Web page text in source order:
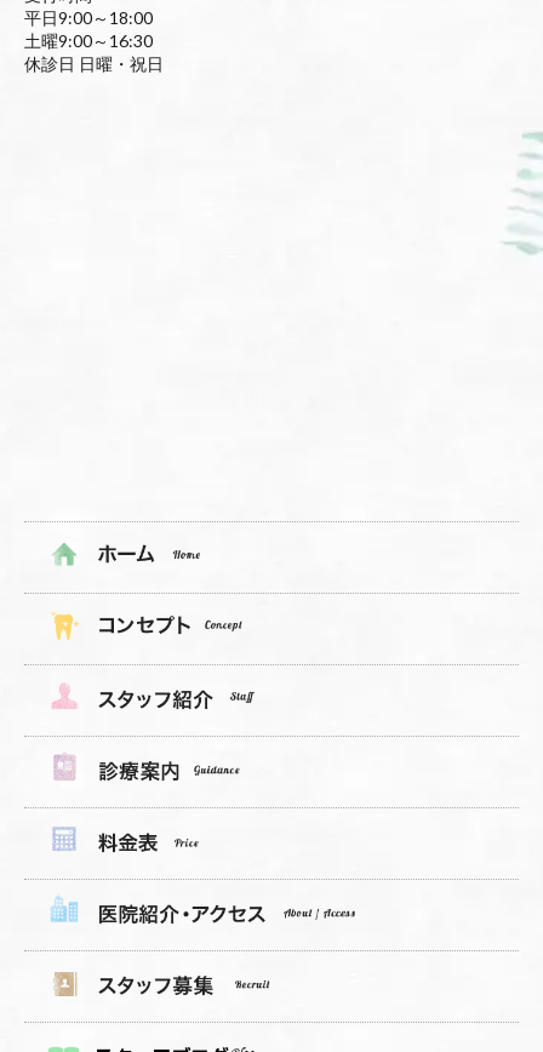
平日9:00～18:00
土曜9:00～16:30
休診日 日曜・祝日